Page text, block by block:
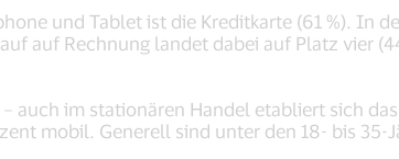
und Tablet ist die Kreditkarte (61 %). In
auf Rechnung landet dabei auf Platz vier
im stationären Handel etabliert sich
mobil. Generell sind unter den 18- bis